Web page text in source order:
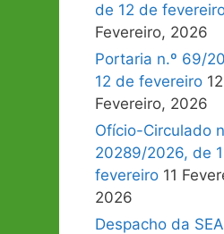
de 12 de
Fevereiro, 2026
Portaria n.º 69/
12 de fevereiro 12
Fevereiro, 2026
Ofício-Circulado
20289/2026, de
fevereiro 11
2026
Despacho da